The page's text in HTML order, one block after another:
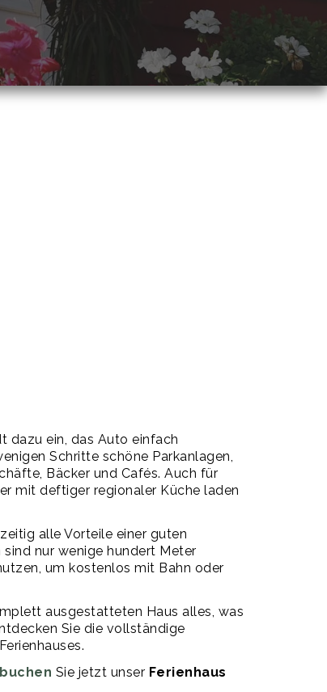
dazu ein, das Auto einfach
Schritte schöne Parkanlagen,
Bäcker und Cafés. Auch für
mit deftiger regionaler Küche laden
alle Vorteile einer guten
nur wenige hundert Meter
um kostenlos mit Bahn oder
ausgestatteten Haus alles, was
Sie die vollständige
buchen Sie jetzt unser Ferienhaus